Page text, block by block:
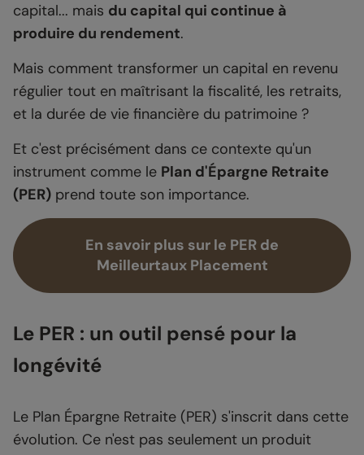
capital... mais du capital qui continue à
produire du rendement.
Mais comment transformer un capital en revenu
régulier tout en maîtrisant la fiscalité, les retraits,
et la durée de vie financière du patrimoine ?
Et c'est précisément dans ce contexte qu'un
instrument comme le Plan d'Épargne Retraite
(PER) prend toute son importance.
En savoir plus sur le PER de
Meilleurtaux Placement
Le PER : un outil pensé pour la
longévité
Le Plan Épargne Retraite (PER) s'inscrit dans cette
évolution. Ce n'est pas seulement un produit